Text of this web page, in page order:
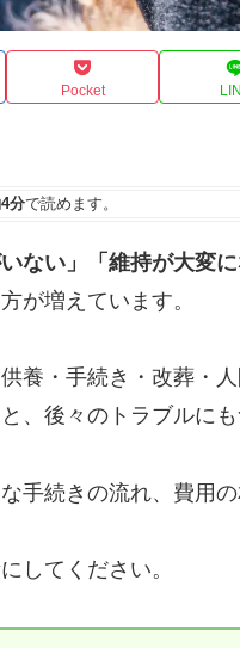
Pocket
分で読めます。
ない」「維持が大変に
が増えています。
養・手続き・改葬・
、後々のトラブルにも
手続きの流れ、費用
してください。